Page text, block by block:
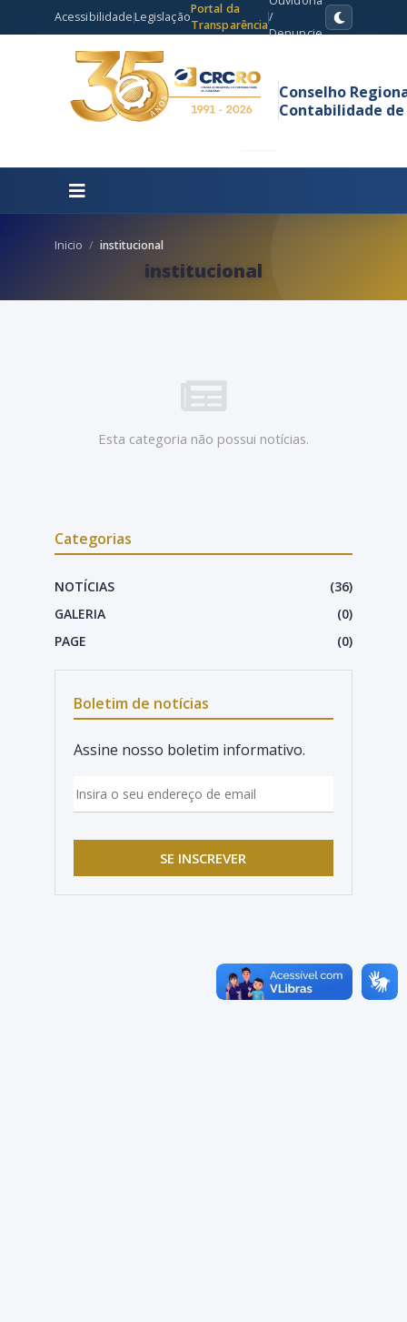
AcessibilidadeLegislação
Portal da
Transparência
/
Denuncie
Conselho
Contabilidade de
Inicio institucional
institucional
Esta categoria não possui notícias.
Categorias
NOTÍCIAS
(36)
GALERIA
(0)
PAGE
(0)
Boletim de notícias
Assine nosso boletim informativo.
SE INSCREVER